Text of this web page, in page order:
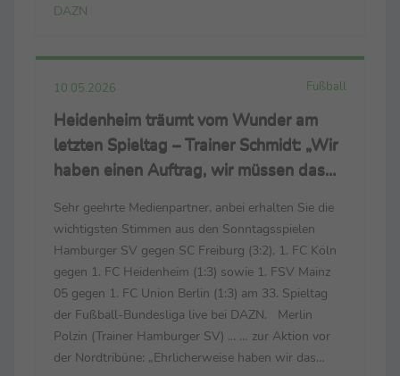
erhalten Sie die wichtigsten Stimmen aus ...
DAZN
10.05.2026 Fußball
Heidenheim träumt vom Wunder am
letzten Spieltag – Trainer Schmidt: „Wir
haben einen Auftrag, wir müssen das
Sehr geehrte Medienpartner, anbei erhalten Sie die
wichtigsten Stimmen aus den Sonntagsspielen
Hamburger SV gegen SC Freiburg (3:2), 1. FC Köln
gegen 1. FC Heidenheim (1:3) sowie 1. FSV Mainz
05 gegen 1. FC Union Berlin (1:3) am 33. Spieltag
der Fußball-Bundesliga live bei DAZN. Merlin
Polzin (Trainer Hamburger SV) ... … zur Aktion vor
der Nordtribüne: „Ehrlicherweise haben wir das